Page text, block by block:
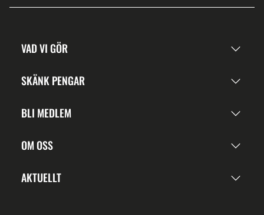
VAD VI GÖR
SKÄNK PENGAR
BLI MEDLEM
OM OSS
AKTUELLT